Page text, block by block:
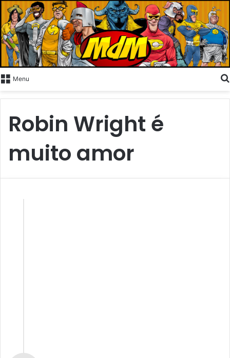
Menu
Robin Wright é
muito amor